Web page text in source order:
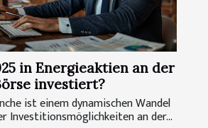
in Energieaktien an der
investiert?
ist einem dynamischen Wandel
Investitionsmöglichkeiten an der...